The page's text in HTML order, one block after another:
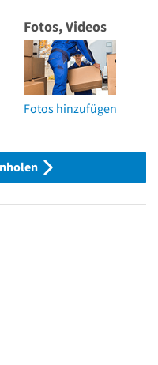
Fotos, Videos
Fotos hinzufügen